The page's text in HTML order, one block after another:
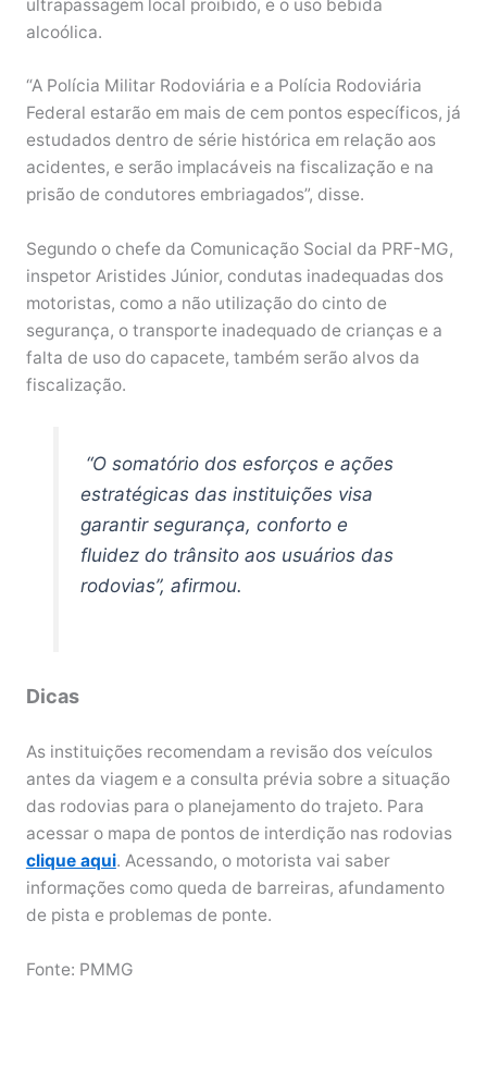
ultrapassagem local proibido, e o uso bebida
alcoólica.
“A Polícia Militar Rodoviária e a Polícia Rodoviária
Federal estarão em mais de cem pontos específicos, já
estudados dentro de série histórica em relação aos
acidentes, e serão implacáveis na fiscalização e na
prisão de condutores embriagados”, disse.
Segundo o chefe da Comunicação Social da PRF-MG,
inspetor Aristides Júnior, condutas inadequadas dos
motoristas, como a não utilização do cinto de
segurança, o transporte inadequado de crianças e a
falta de uso do capacete, também serão alvos da
fiscalização.
“O somatório dos esforços e ações
estratégicas das instituições visa
garantir segurança, conforto e
fluidez do trânsito aos usuários das
rodovias”, afirmou.
Dicas
As instituições recomendam a revisão dos veículos
antes da viagem e a consulta prévia sobre a situação
das rodovias para o planejamento do trajeto. Para
acessar o mapa de pontos de interdição nas rodovias
clique aqui. Acessando, o motorista vai saber
informações como queda de barreiras, afundamento
de pista e problemas de ponte.
Fonte: PMMG